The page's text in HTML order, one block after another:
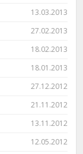
13.03.2013
27.02.2013
18.02.2013
18.01.2013
27.12.2012
21.11.2012
13.11.2012
12.05.2012